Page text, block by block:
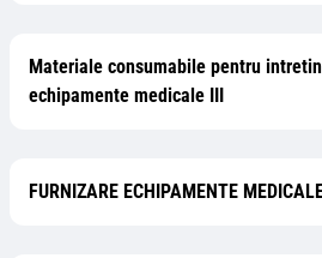
Materiale consumabile pentru
echipamente medicale III
FURNIZARE ECHIPAMENTE